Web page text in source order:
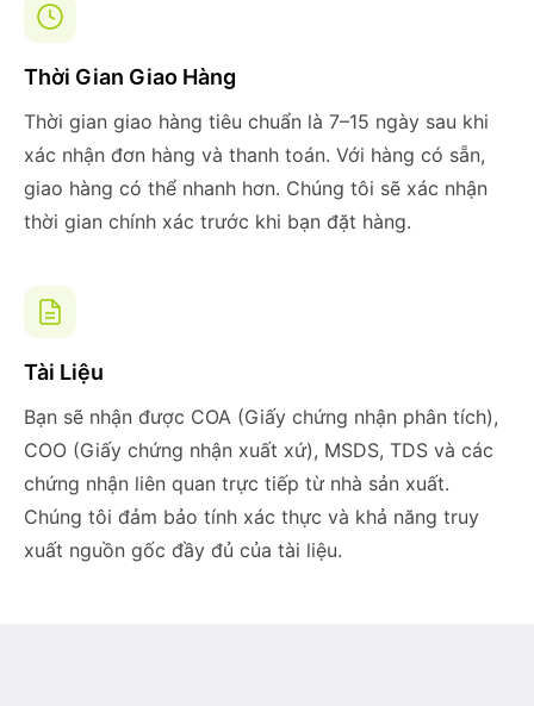
Thời Gian Giao Hàng
Thời gian giao hàng tiêu chuẩn là 7–15 ngày sau khi
xác nhận đơn hàng và thanh toán. Với hàng có sẵn,
giao hàng có thể nhanh hơn. Chúng tôi sẽ xác nhận
thời gian chính xác trước khi bạn đặt hàng.
Tài Liệu
Bạn sẽ nhận được COA (Giấy chứng nhận phân tích),
COO (Giấy chứng nhận xuất xứ), MSDS, TDS và các
chứng nhận liên quan trực tiếp từ nhà sản xuất.
Chúng tôi đảm bảo tính xác thực và khả năng truy
xuất nguồn gốc đầy đủ của tài liệu.